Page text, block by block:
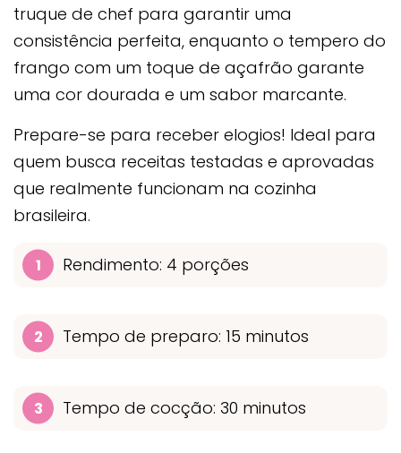
truque de chef para garantir uma
consistência perfeita, enquanto o tempero do
frango com um toque de açafrão garante
uma cor dourada e um sabor marcante.
Prepare-se para receber elogios! Ideal para
quem busca receitas testadas e aprovadas
que realmente funcionam na cozinha
brasileira.
Rendimento: 4 porções
Tempo de preparo: 15 minutos
Tempo de cocção: 30 minutos